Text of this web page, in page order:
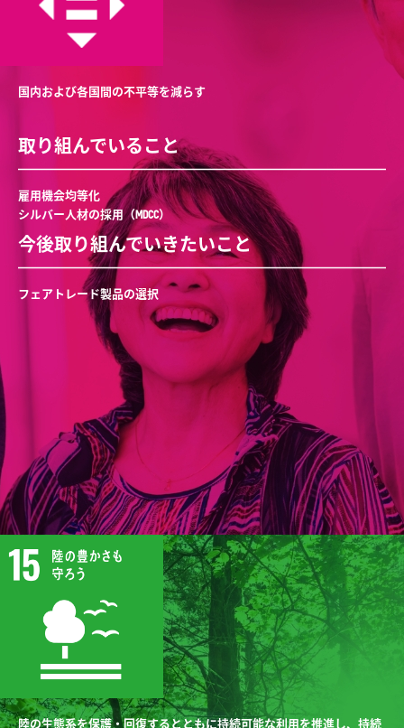
国内および各国間の不平等を減らす
取り組んでいること
雇用機会均等化
シルバー人材の採用（MDCC）
今後取り組んでいきたいこと
フェアトレード製品の選択
陸の生態系を保護・回復するとともに持続可能な利用を推進し、持続